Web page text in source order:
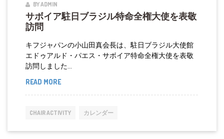
国
青
年
会
議
所
が
BY ADMIN
サボイア駐日ブラジル特命全権大使を表敬
訪問
キフジャパンの小山田真会長は、駐日ブラジル大使館
エドゥアルド・パエス・サボイア特命全権大使を表敬
訪問しました...
READ MOREサ
ボ
イ
CHAIR ACTIVITY カレンダー